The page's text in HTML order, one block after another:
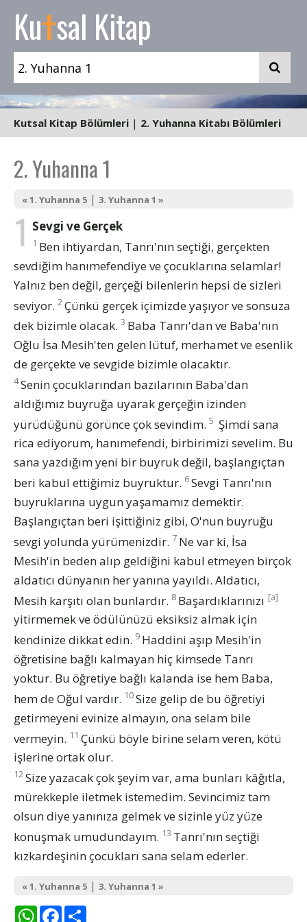
Kutsal Kitap
Kutsal Kitap Bölümleri | 2. Yuhanna Kitabı Bölümleri
2. Yuhanna 1
« 1. Yuhanna 5 | 3. Yuhanna 1 »
1 Sevgi ve Gerçek
1 Ben ihtiyardan, Tanrı'nın seçtiği, gerçekten
sevdiğim hanımefendiye ve çocuklarına selamlar!
Yalnız ben değil, gerçeği bilenlerin hepsi de sizleri
seviyor. 2Çünkü gerçek içimizde yaşıyor ve sonsuza
dek bizimle olacak. 3 Baba Tanrı'dan ve Baba'nın
Oğlu İsa Mesih'ten gelen lütuf, merhamet ve esenlik
de gerçekte ve sevgide bizimle olacaktır.
4Senin çocuklarından bazılarının Baba'dan
aldığımız buyruğa uyarak gerçeğin izinden
yürüdüğünü görünce çok sevindim. 5 Şimdi sana
rica ediyorum, hanımefendi, birbirimizi sevelim. Bu
sana yazdığım yeni bir buyruk değil, başlangıçtan
beri kabul ettiğimiz buyruktur. 6Sevgi Tanrı'nın
buyruklarına uygun yaşamamız demektir.
Başlangıçtan beri işittiğiniz gibi, O'nun buyruğu
sevgi yolunda yürümenizdir. 7 Ne var ki, İsa
Mesih'in beden alıp geldiğini kabul etmeyen birçok
aldatıcı dünyanın her yanına yayıldı. Aldatıcı,
Mesih karşıtı olan bunlardır. 8 Başardıklarınızı [a]
yitirmemek ve ödülünüzü eksiksiz almak için
kendinize dikkat edin. 9 Haddini aşıp Mesih'in
öğretisine bağlı kalmayan hiç kimsede Tanrı
yoktur. Bu öğretiye bağlı kalanda ise hem Baba,
hem de Oğul vardır. 10Size gelip de bu öğretiyi
getirmeyeni evinize almayın, ona selam bile
vermeyin. 11 Çünkü böyle birine selam veren, kötü
işlerine ortak olur.
12Size yazacak çok şeyim var, ama bunları kâğıtla,
mürekkeple iletmek istemedim. Sevincimiz tam
olsun diye yanınıza gelmek ve sizinle yüz yüze
konuşmak umudundayım. 13 Tanrı'nın seçtiği
kızkardeşinin çocukları sana selam ederler.
« 1. Yuhanna 5 | 3. Yuhanna 1 »
WhatsAppFacebook